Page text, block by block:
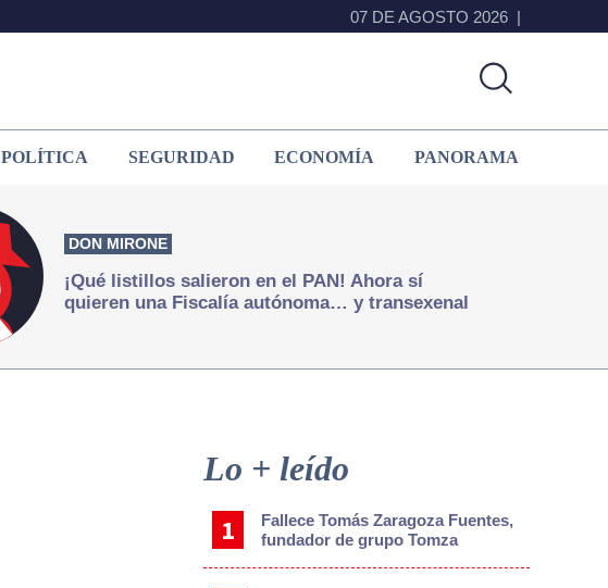
07 DE AGOSTO 2026
POLÍTICA SEGURIDAD ECONOMÍA PANORAMA
DON MIRONE
¡Qué listillos salieron en el PAN! Ahora sí
quieren una Fiscalía autónoma… y transexenal
Sidebar
Lo + leído
Fallece Tomás Zaragoza Fuentes,
fundador de grupo Tomza